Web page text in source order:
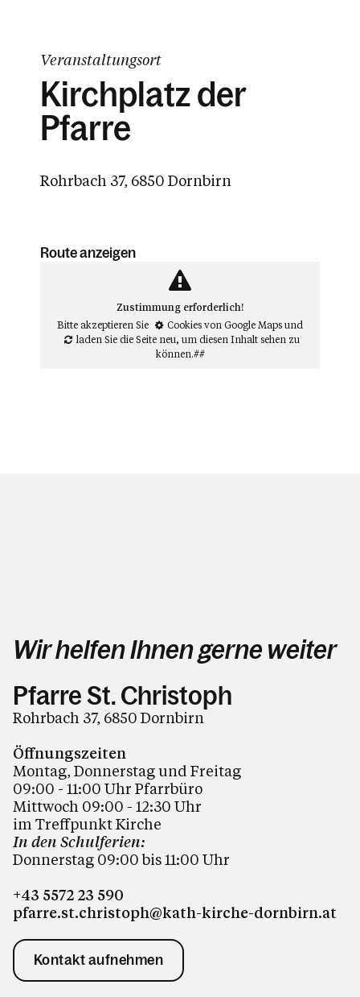
Veranstaltungsort
Kirchplatz der
Pfarre
Rohrbach 37, 6850 Dornbirn
Route anzeigen
Zustimmung erforderlich!
Bitte akzeptieren Sie
Cookies von Google Mapsund
laden Sie die Seite neu, um diesen Inhalt sehen zu
können.##
Wir helfen Ihnen gerne weiter
Pfarre St. Christoph
Rohrbach 37, 6850 Dornbirn
Öffnungszeiten
Montag, Donnerstag und Freitag
09:00 - 11:00 Uhr Pfarrbüro
Mittwoch 09:00 - 12:30 Uhr
im Treffpunkt Kirche
In den Schulferien:
Donnerstag 09:00 bis 11:00 Uhr
+43 5572 23 590
pfarre.st.christoph@kath-kirche-dornbirn.at
Kontakt aufnehmen